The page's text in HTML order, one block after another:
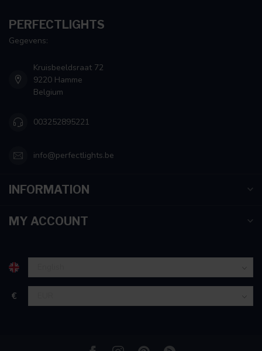
PERFECTLIGHTS
Gegevens:
Kruisbeeldsraat 72
9220 Hamme
Belgium
003252895221
info@perfectlights.be
INFORMATION
MY ACCOUNT
€